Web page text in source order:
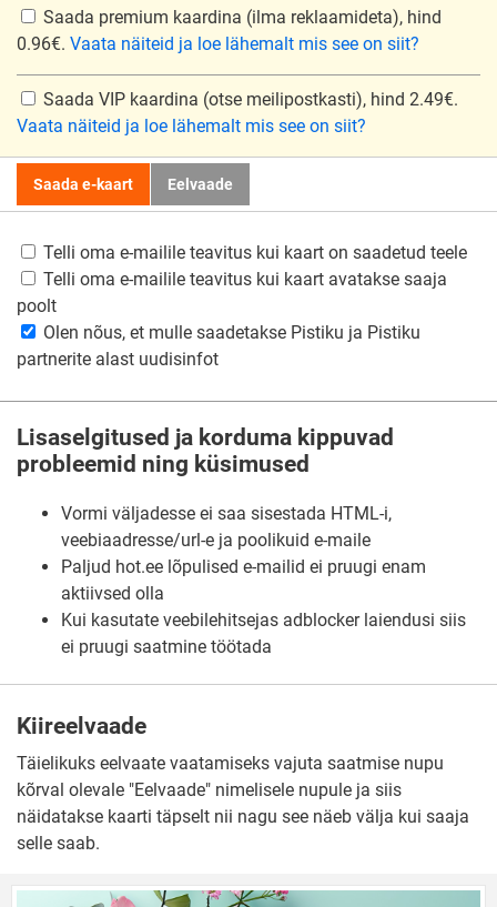
Saada premium kaardina (ilma reklaamideta), hind
0.96€. Vaata näiteid ja loe lähemalt mis see on siit?
Saada VIP kaardina (otse meilipostkasti), hind 2.49€.
Vaata näiteid ja loe lähemalt mis see on siit?
Saada e-kaart Eelvaade
Telli oma e-mailile teavitus kui kaart on saadetud teele
Telli oma e-mailile teavitus kui kaart avatakse saaja
poolt
Olen nõus, et mulle saadetakse Pistiku ja Pistiku
partnerite alast uudisinfot
Lisaselgitused ja korduma kippuvad
probleemid ning küsimused
Vormi väljadesse ei saa sisestada HTML-i,
veebiaadresse/url-e ja poolikuid e-maile
Paljud hot.ee lõpulised e-mailid ei pruugi enam
aktiivsed olla
Kui kasutate veebilehitsejas adblocker laiendusi siis
ei pruugi saatmine töötada
Kiireelvaade
Täielikuks eelvaate vaatamiseks vajuta saatmise nupu
kõrval olevale "Eelvaade" nimelisele nupule ja siis
näidatakse kaarti täpselt nii nagu see näeb välja kui saaja
selle saab.